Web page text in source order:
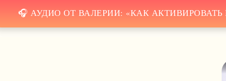
🎧 АУДИО ОТ ВАЛЕРИИ: «КАК